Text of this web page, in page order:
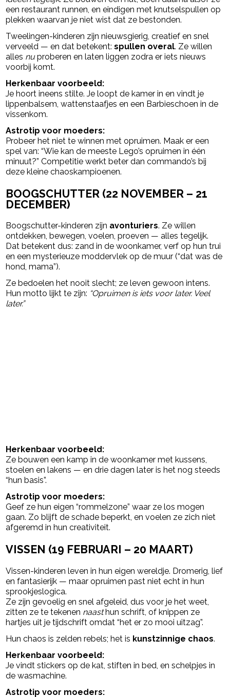
een restaurant runnen, en eindigen met knutselspullen op
plekken waarvan je niet wist dat ze bestonden.
Tweelingen-kinderen zijn nieuwsgierig, creatief en snel
verveeld — en dat betekent:spullen overal. Ze willen
alles nuproberen en laten liggen zodra er iets nieuws
voorbij komt.
Herkenbaar voorbeeld:
Je hoort ineens stilte. Je loopt de kamer in en vindt je
lippenbalsem, wattenstaafjes en een Barbieschoen in de
vissenkom.
Astrotip voor moeders:
Probeer het niet te winnen met opruimen. Maak er een
spel van: “Wie kan de meeste Lego’s opruimen in één
minuut?” Competitie werkt beter dan commando’s bij
deze kleine chaoskampioenen.
BOOGSCHUTTER (22 NOVEMBER – 21
DECEMBER)
Boogschutter-kinderen zijn avonturiers. Ze willen
ontdekken, bewegen, voelen, proeven — alles tegelijk.
Dat betekent dus: zand in de woonkamer, verf op hun trui
en een mysterieuze moddervlek op de muur (“dat was de
hond, mama”).
Ze bedoelen het nooit slecht; ze leven gewoon intens.
Hun motto lijkt te zijn: “Opruimen is iets voor later. Veel
later.”
Herkenbaar voorbeeld:
Ze bouwen een kamp in de woonkamer met kussens,
stoelen en lakens — en drie dagen later is het nog steeds
“hun basis”.
Astrotip voor moeders:
Geef ze hun eigen “rommelzone” waar ze los mogen
gaan. Zo blijft de schade beperkt, en voelen ze zich niet
afgeremd in hun creativiteit.
VISSEN (19 FEBRUARI – 20 MAART)
Vissen-kinderen leven in hun eigen wereldje. Dromerig, lief
en fantasierijk — maar opruimen past niet echt in hun
sprookjeslogica.
Ze zijn gevoelig en snel afgeleid, dus voor je het weet,
zitten ze te tekenen naasthun schrift, of knippen ze
hartjes uit je tijdschrift omdat “het er zo mooi uitzag”.
Hun chaos is zelden rebels; het is kunstzinnige chaos.
Herkenbaar voorbeeld:
Je vindt stickers op de kat, stiften in bed, en schelpjes in
de wasmachine.
Astrotip voor moeders: